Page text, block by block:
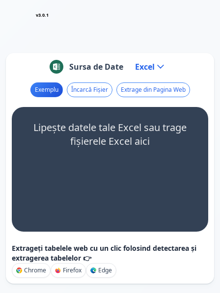
v3.0.1
Sursa de Date Excel
Exemplu Încarcă Fișier Extrage din Pagina Web
Lipește datele tale Excel sau trage
fișierele Excel aici
Extrageți tabelele web cu un clic folosind detectarea și
extragerea tabelelor 👉
Chrome Firefox Edge